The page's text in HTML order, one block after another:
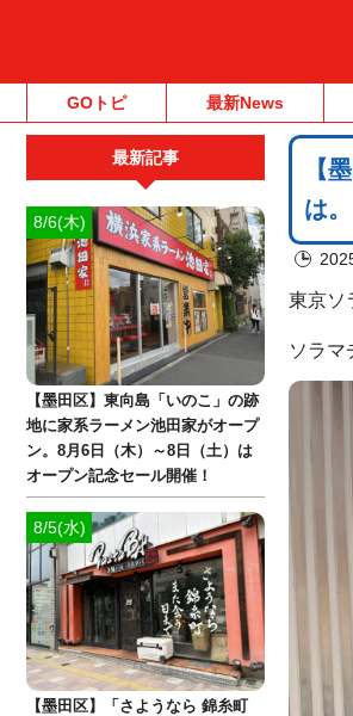
GOトピ 最新News
【
は。
東京ソ
ソラマ
最新記事
8/6(木)
【墨田区】東向島「いのこ」の跡
地に家系ラーメン池田家がオープ
ン。8月6日（木）～8日（土）は
オープン記念セール開催！
8/5(水)
【墨田区】「さようなら 錦糸町